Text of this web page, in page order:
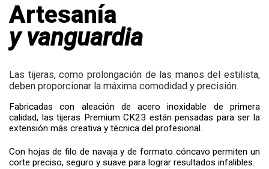
Artesanía
y vanguardia
Las tijeras, como prolongación de las manos del estilista,
deben proporcionar la máxima comodidad y precisión.
Fabricadas con aleación de acero inoxidable de primera
calidad, las tijeras Premium CK23 están pensadas para ser la
extensión más creativa y técnica del profesional.
Con hojas de filo de navaja y de formato cóncavo permiten un
corte preciso, seguro y suave para lograr resultados infalibles.